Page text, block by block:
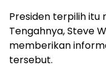
Presiden terpilih itu
Tengahnya, Steve
memberikan
tersebut.